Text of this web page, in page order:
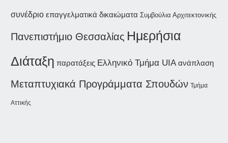
συνέδριο επαγγελματικά δικαιώματα Συμβούλια Αρχιτεκτονικής
Πανεπιστήμιο Θεσσαλίας Ημερήσια
Διάταξη παρατάξεις Ελληνικό Τμήμα UIA ανάπλαση
Μεταπτυχιακά Προγράμματα Σπουδών Τμήμα
Αττικής